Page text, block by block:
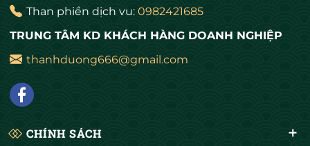
Than phiền dịch vu: 0982421685
TRUNG TÂM KD KHÁCH HÀNG DOANH NGHIỆP
thanhduong666@gmail.com
CHÍNH SÁCH